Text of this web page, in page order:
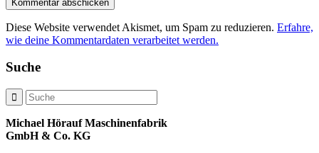
Diese Website verwendet Akismet, um Spam zu reduzieren. Erfahre,
wie deine Kommentardaten verarbeitet werden.
Suche
Michael Hörauf Maschinenfabrik
GmbH & Co. KG